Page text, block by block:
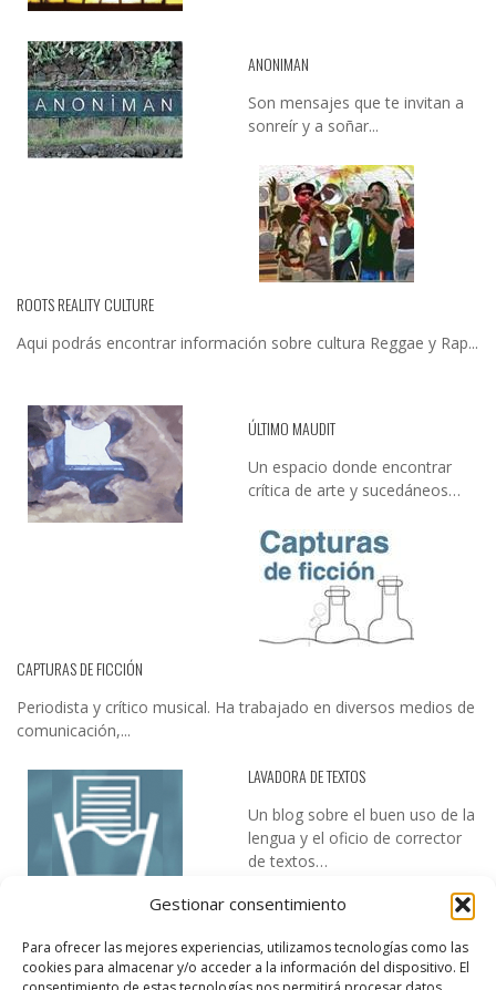
Gestionar consentimiento
Para ofrecer las mejores experiencias, utilizamos tecnologías como las
cookies para almacenar y/o acceder a la información del dispositivo. El
ANONIMAN
Son mensajes que te invitan a
sonreír y a soñar...
ROOTS REALITY CULTURE
Aqui podrás encontrar información sobre cultura Reggae y Rap...
ÚLTIMO MAUDIT
Un espacio donde encontrar
crítica de arte y sucedáneos…
CAPTURAS DE FICCIÓN
Periodista y crítico musical. Ha trabajado en diversos medios de
comunicación,...
LAVADORA DE TEXTOS
Un blog sobre el buen uso de la
lengua y el oficio de corrector
de textos…